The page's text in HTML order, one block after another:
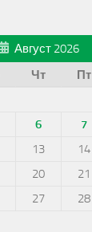
Август 2026
Чт Пт
6 7
13 14
20 21
27 28